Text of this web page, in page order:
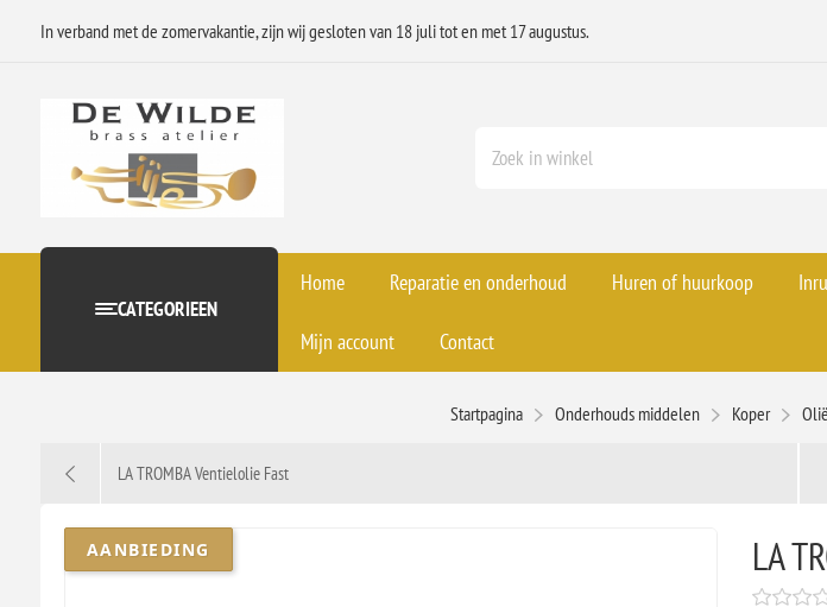
In verband met de zomervakantie, zijn wij gesloten van 18 juli tot en met 17 augustus.
CATEGORIEEN
Home Reparatie en onderhoud Huren of huurkoop
Mijn account Contact
Startpagina Onderhouds middelen Koper
LA TROMBA Ventielolie Fast
AANBIEDING LA